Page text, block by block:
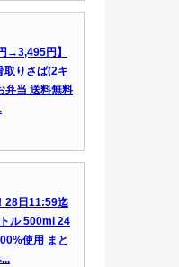
→3,495円】
取りさば(2キ
弁当 送料無料
28日11:59迄
ル 500ml 24
使用 まと